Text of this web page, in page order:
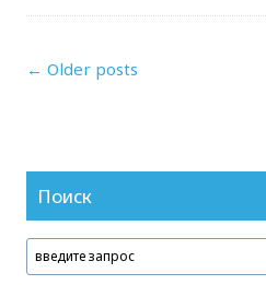
Posts navigation
← Older posts
Поиск